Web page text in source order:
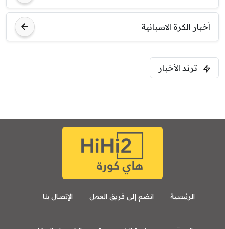
أخبار الكرة الاسبانية
ترند الأخبار
الرئيسية انضم إلى فريق العمل الإتصال بنا